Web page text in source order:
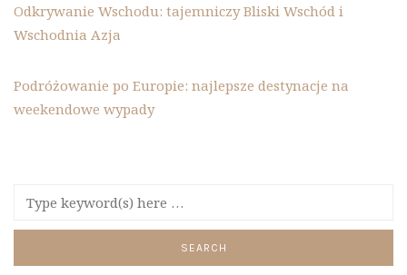
Odkrywanie Wschodu: tajemniczy Bliski Wschód i
Wschodnia Azja
Podróżowanie po Europie: najlepsze destynacje na
weekendowe wypady